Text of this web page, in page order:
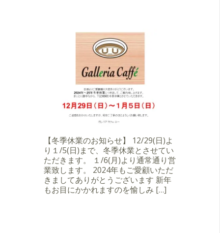
【冬季休業のお知らせ】 12/29(日)よ
り１/5(日)まで、冬季休業とさせてい
ただきます。 １/6(月)より通常通り営
業致します。 2024年もご愛顧いただ
きましてありがとうございます 新年
もお目にかかれますのを愉しみ […]